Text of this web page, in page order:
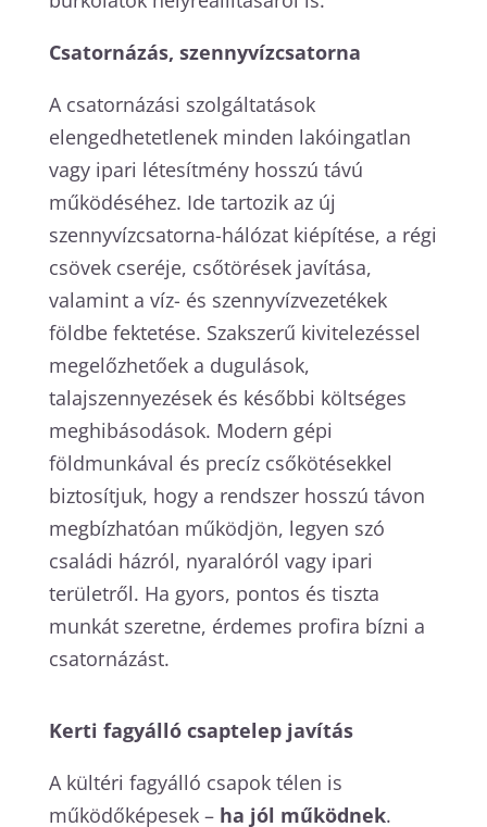
Csatornázás, szennyvízcsatorna
A csatornázási szolgáltatások
elengedhetetlenek minden lakóingatlan
vagy ipari létesítmény hosszú távú
működéséhez. Ide tartozik az új
szennyvízcsatorna-hálózat kiépítése, a régi
csövek cseréje, csőtörések javítása,
valamint a víz- és szennyvízvezetékek
földbe fektetése. Szakszerű kivitelezéssel
megelőzhetőek a dugulások,
talajszennyezések és későbbi költséges
meghibásodások. Modern gépi
földmunkával és precíz csőkötésekkel
biztosítjuk, hogy a rendszer hosszú távon
megbízhatóan működjön, legyen szó
családi házról, nyaralóról vagy ipari
területről. Ha gyors, pontos és tiszta
munkát szeretne, érdemes profira bízni a
csatornázást.
Kerti fagyálló csaptelep javítás
A kültéri fagyálló csapok télen is
működőképesek – ha jól működnek.